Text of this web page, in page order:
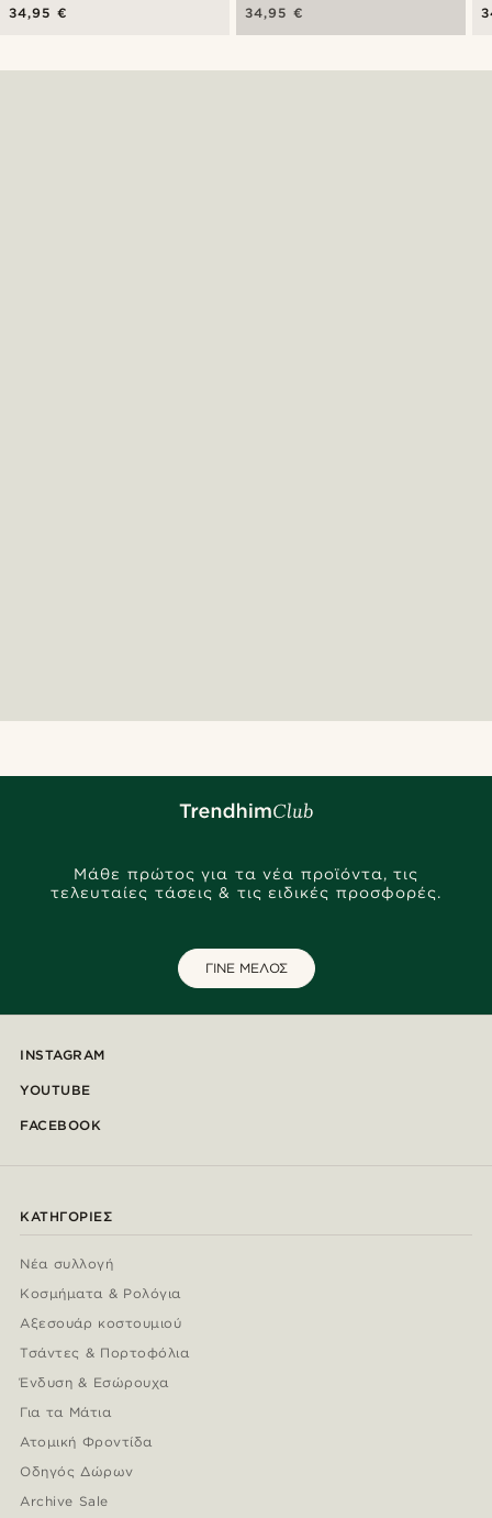
34,95 € 34,95 €
Μάθε πρώτος για τα νέα προϊόντα, τις
τελευταίες τάσεις & τις ειδικές προσφορές.
ΓΙΝΕ ΜΕΛΟΣ
INSTAGRAM
YOUTUBE
FACEBOOK
ΚΑΤΗΓΟΡΊΕΣ
Νέα συλλογή
Κοσμήματα & Ρολόγια
Αξεσουάρ κοστουμιού
Τσάντες & Πορτοφόλια
Ένδυση & Εσώρουχα
Για τα Μάτια
Ατομική Φροντίδα
Οδηγός Δώρων
Archive Sale